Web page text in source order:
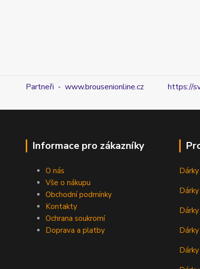
Partneři - www.brousenionline.cz https://
Informace pro zákazníky
O nás
Vše o nákupu
Obchodní podmínky
Kontakty
Ochrana soukromí
Doprava a platby